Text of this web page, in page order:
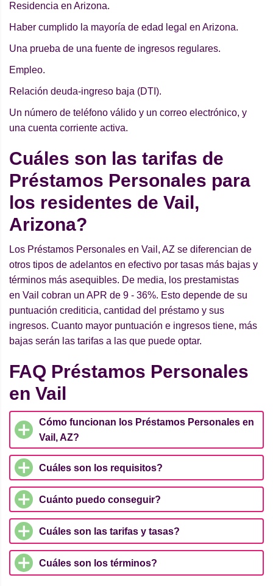
Residencia en Arizona.
Haber cumplido la mayoría de edad legal en Arizona.
Una prueba de una fuente de ingresos regulares.
Empleo.
Relación deuda-ingreso baja (DTI).
Un número de teléfono válido y un correo electrónico, y
una cuenta corriente activa.
Cuáles son las tarifas de
Préstamos Personales para
los residentes de Vail,
Arizona?
Los Préstamos Personales en Vail, AZ se diferencian de
otros tipos de adelantos en efectivo por tasas más bajas y
términos más asequibles. De media, los prestamistas
en Vail cobran un APR de 9 - 36%. Esto depende de su
puntuación crediticia, cantidad del préstamo y sus
ingresos. Cuanto mayor puntuación e ingresos tiene, más
bajas serán las tarifas a las que puede optar.
FAQ Préstamos Personales
en Vail
Cómo funcionan los Préstamos Personales en
Vail, AZ?
Cuáles son los requisitos?
Cuánto puedo conseguir?
Cuáles son las tarifas y tasas?
Cuáles son los términos?